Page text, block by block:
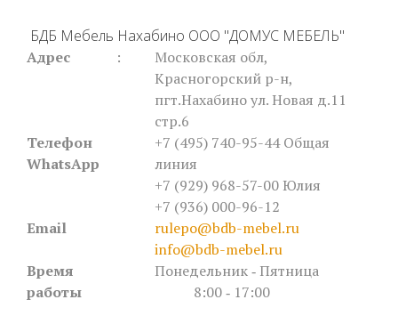
БДБ Мебель Нахабино ООО "ДОМУС МЕБЕЛЬ"
Адрес
:
Московская обл,
Красногорский р-н,
пгт.Нахабино ул. Новая д.11
стр.6
Телефон
WhatsApp
+7 (495) 740-95-44Общая
линия
+7 (929) 968-57-00 Юлия
+7 (936) 000-96-12
Email
rulepo@bdb-mebel.ru
info@bdb-mebel.ru
Время
работы
Понедельник ‐ Пятница
8:00 ‐ 17:00